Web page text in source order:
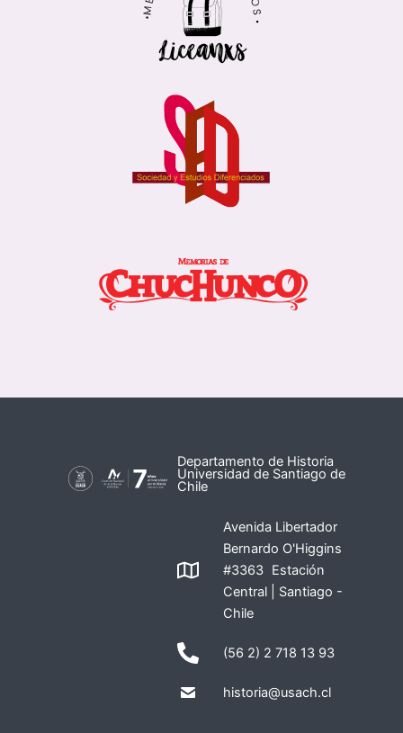
Departamento de Historia
Universidad de Santiago de
Chile
Avenida Libertador
Bernardo O'Higgins
#3363 Estación
Central | Santiago -
Chile
(56 2) 2 718 13 93
historia@usach.cl